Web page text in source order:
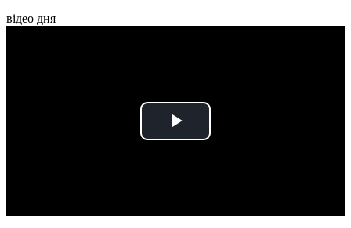
відео дня
Play